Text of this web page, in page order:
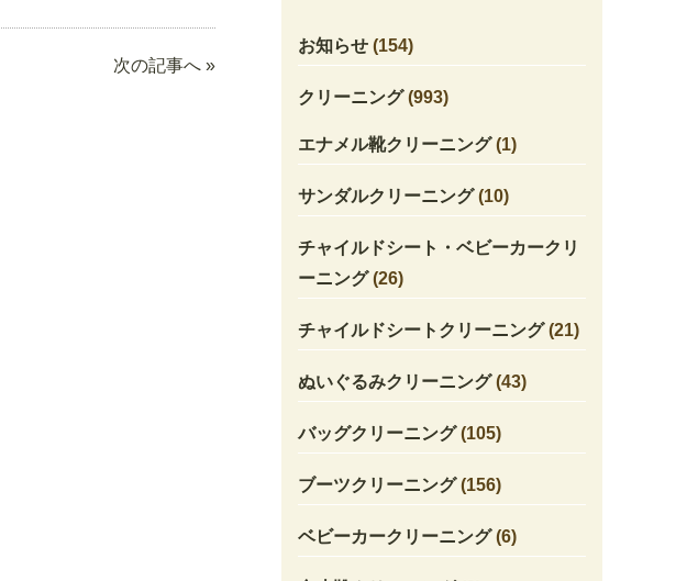
お知らせ(154)
クリーニング(993)
エナメル靴クリーニング(1)
サンダルクリーニング(10)
チャイルドシート・ベビーカークリ
ーニング(26)
チャイルドシートクリーニング(21)
ぬいぐるみクリーニング(43)
バッグクリーニング(105)
ブーツクリーニング(156)
ベビーカークリーニング(6)
次の記事へ »